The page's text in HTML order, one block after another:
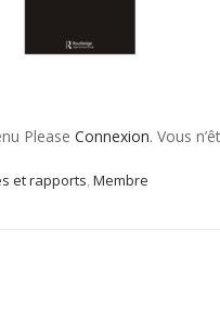
Please Connexion. Vous
et rapports, Membre